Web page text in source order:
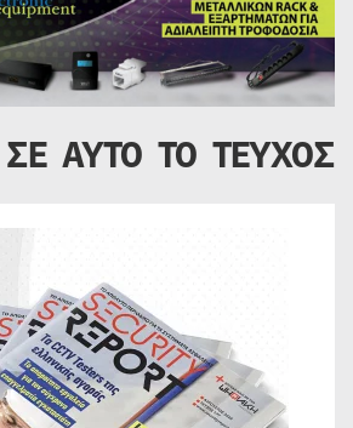
ΣΕ ΑΥΤΟ ΤΟ ΤΕΥΧΟΣ